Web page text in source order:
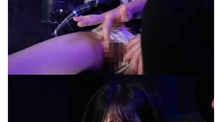
素人ＡＶ面接 ~ロリ娘にセクシーランジェリーを着せて生中ハメ~
まんチラの誘惑 ~ダチの母ちゃんと~
アラサー喪女の暴走オーガズム